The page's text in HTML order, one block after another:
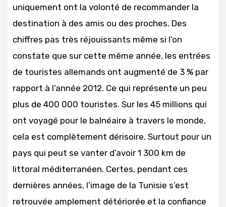
uniquement ont la volonté de recommander la
destination à des amis ou des proches. Des
chiffres pas très réjouissants même si l’on
constate que sur cette même année, les entrées
de touristes allemands ont augmenté de 3 % par
rapport à l’année 2012. Ce qui représente un peu
plus de 400 000 touristes. Sur les 45 millions qui
ont voyagé pour le balnéaire à travers le monde,
cela est complètement dérisoire. Surtout pour un
pays qui peut se vanter d’avoir 1 300 km de
littoral méditerranéen. Certes, pendant ces
dernières années, l’image de la Tunisie s’est
retrouvée amplement détériorée et la confiance